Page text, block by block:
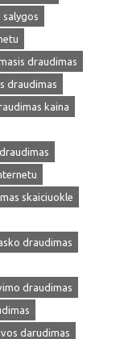
salygos
draudimas
draudimas
kaina
skaiciuokle
draudimas
draudimas
darudimas